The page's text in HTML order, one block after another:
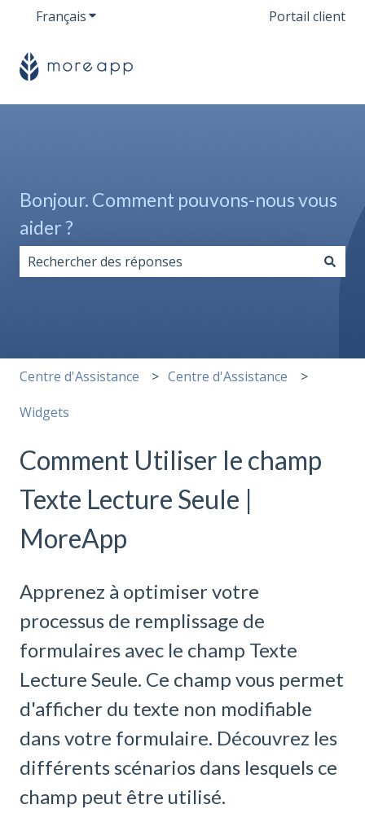
FrançaisAfficher le sous-menu pour les traductions
Portail client
Bonjour. Comment pouvons-nous vous
aider ?
Centre d'Assistance Centre d'Assistance
Widgets
Comment Utiliser le champ
Texte Lecture Seule |
MoreApp
Apprenez à optimiser votre
processus de remplissage de
formulaires avec le champ Texte
Lecture Seule. Ce champ vous permet
d'afficher du texte non modifiable
dans votre formulaire. Découvrez les
différents scénarios dans lesquels ce
champ peut être utilisé.